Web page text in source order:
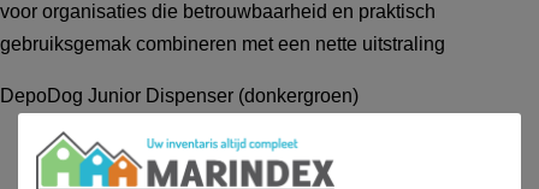
voor organisaties die betrouwbaarheid en praktisch
gebruiksgemak combineren met een nette uitstraling
DepoDog Junior Dispenser (donkergroen)